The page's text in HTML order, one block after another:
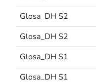
Glosa_DH S2
Glosa_DH S2
Glosa_DH S1
Glosa_DH S1
KALL.MYCKET KLÄ-